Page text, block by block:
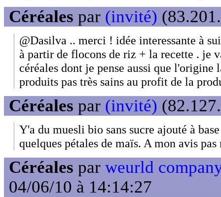
Céréales par (invité)
@Dasilva .. merci ! idée interessante à
à partir de flocons de riz + la recette . je
céréales dont je pense aussi que l'origine
produits pas très sains au profit de la
Céréales par (invité)
Y'a du muesli bio sans sucre ajouté à
quelques pétales de maïs. A mon avis
Céréales par weurld
04/06/10 à 14:14:27